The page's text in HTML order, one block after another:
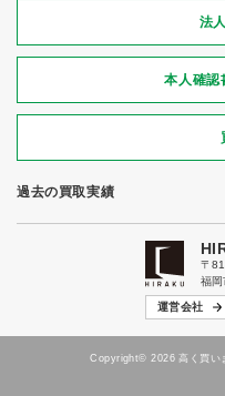
法
本人確認
過去の買取実績
〒
福岡
運営会社
Copyright© 2026 高く買い